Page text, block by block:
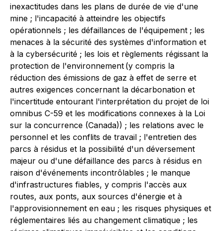
inexactitudes dans les plans de durée de vie d'une
mine ; l'incapacité à atteindre les objectifs
opérationnels ; les défaillances de l'équipement ; les
menaces à la sécurité des systèmes d'information et
à la cybersécurité ; les lois et règlements régissant la
protection de l'environnement (y compris la
réduction des émissions de gaz à effet de serre et
autres exigences concernant la décarbonation et
l'incertitude entourant l'interprétation du projet de loi
omnibus C-59 et les modifications connexes à la Loi
sur la concurrence (Canada)) ; les relations avec le
personnel et les conflits de travail ; l'entretien des
parcs à résidus et la possibilité d'un déversement
majeur ou d'une défaillance des parcs à résidus en
raison d'événements incontrôlables ; le manque
d'infrastructures fiables, y compris l'accès aux
routes, aux ponts, aux sources d'énergie et à
l'approvisionnement en eau ; les risques physiques et
réglementaires liés au changement climatique ; les